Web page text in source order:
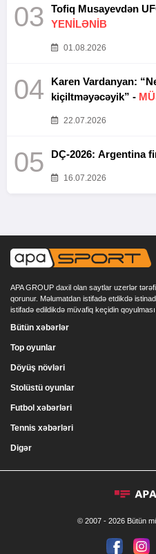
03
YENİLƏNİB
01.08.2026
04
Karen Vardanyan:
kiçiltməyəcəyik” -
22.07.2026
05 DÇ-2026: Argentina
16.07.2026
APA GROUP daxil olan saytlar uzerlər
qorunur. Məlumatdan istifadə etdikdə
istifadə edildikdə müvafiq keçidin qoyulması
Bütün xəbərlər
Top oyunlar
Döyüş növləri
Stolüstü oyunlar
Futbol xəbərləri
Tennis xəbərləri
Digər
© 2007 - 2026 Bütün